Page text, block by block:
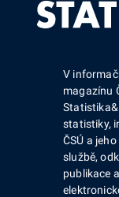
V
magazínu
statistiky,
ČSÚ a
službě,
publikace